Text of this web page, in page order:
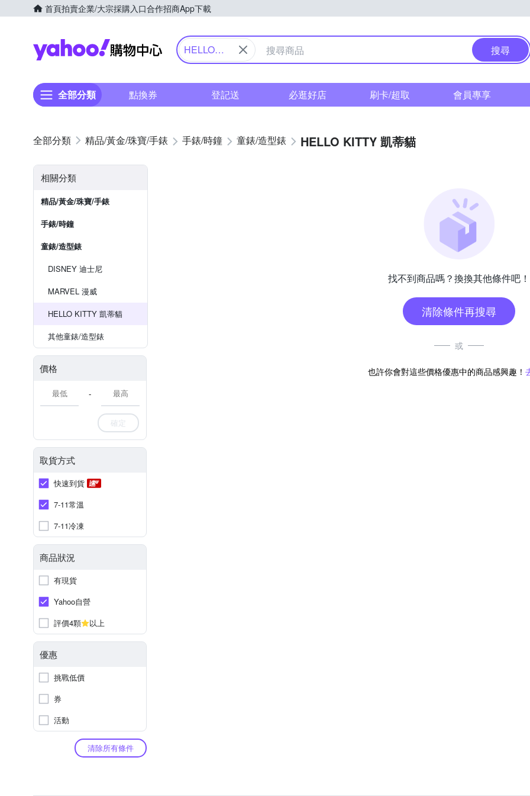
首頁拍賣企業/大宗採購入口合作招商App下載
Yahoo購物中心
HELLO
搜尋
全部分類 點換券 登記送 必逛好店 刷卡/超取 會員專享
精品/黃金/珠寶/手錶 手錶/時鐘 童錶/造型錶 HELLO KITTY 凱蒂貓
相關分類
精品/黃金/珠寶/手錶
手錶/時鐘
童錶/造型錶
DISNEY 迪士尼
MARVEL 漫威
HELLO KITTY 凱蒂貓
其他童錶/造型錶
價格
-
確定
取貨方式
快速到貨
7-11常溫
7-11冷凍
商品狀況
有現貨
Yahoo自營
評價4顆
以上
優惠
挑戰低價
券
活動
清除所有條件
找不到商品嗎？換換其他條件吧！
清除條件再搜尋
或
也許你會對這些價格優惠中的商品感興趣！